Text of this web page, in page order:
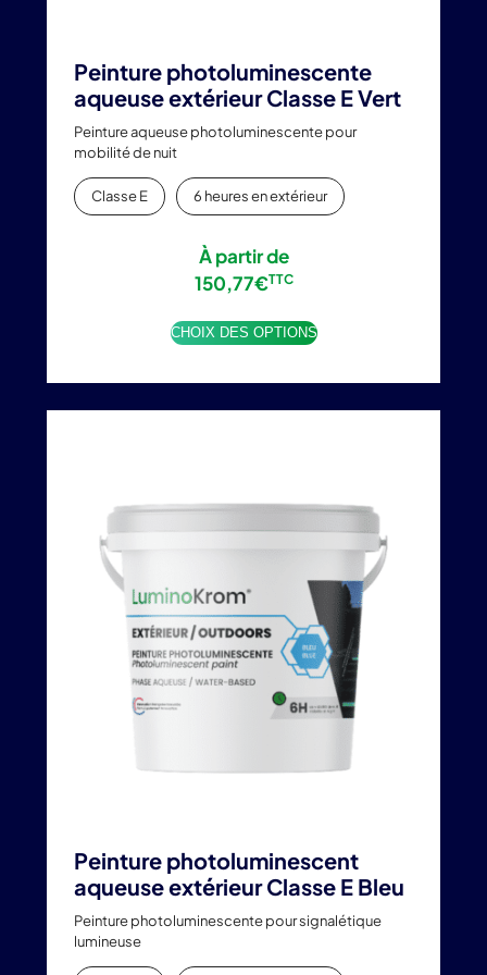
Peinture photoluminescente
aqueuse extérieur Classe E Vert
Peinture aqueuse photoluminescente pour
mobilité de nuit
Classe E 6 heures en extérieur
À partir de
150,77€TTC
CHOIX DES OPTIONS
Peinture photoluminescent
aqueuse extérieur Classe E Bleu
Peinture photoluminescente pour signalétique
lumineuse
variations.
peuvent
être
choisies
sur
la
page